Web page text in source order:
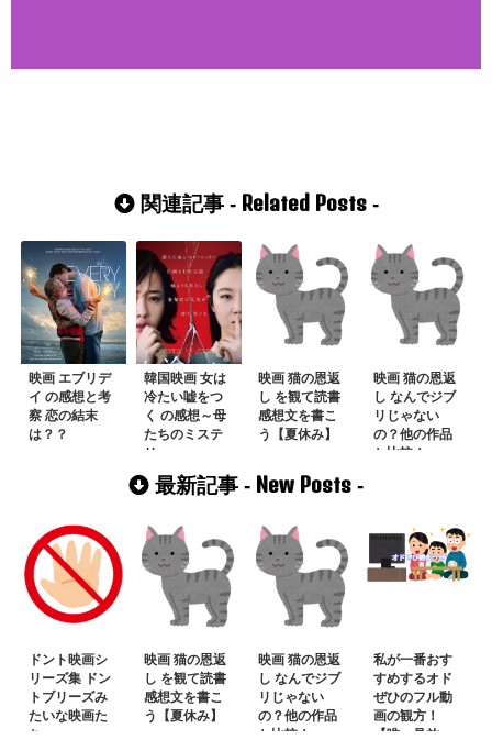
関連記事 - Related Posts-
映画 エブリデ
イ の感想と考
察 恋の結末
は？？
韓国映画 女は
冷たい嘘をつ
く の感想～母
たちのミステ
リー～
映画 猫の恩返
し を観て読書
感想文を書こ
う【夏休み】
映画 猫の恩返
し なんでジブ
リじゃない
の？他の作品
と比較！
最新記事 - New Posts -
ドント映画シ
リーズ集 ドン
トブリーズみ
たいな映画た
ち
映画 猫の恩返
し を観て読書
感想文を書こ
う【夏休み】
映画 猫の恩返
し なんでジブ
リじゃない
の？他の作品
と比較！
私が一番おす
すめするオド
ぜひのフル動
画の観方！
【唯一見放